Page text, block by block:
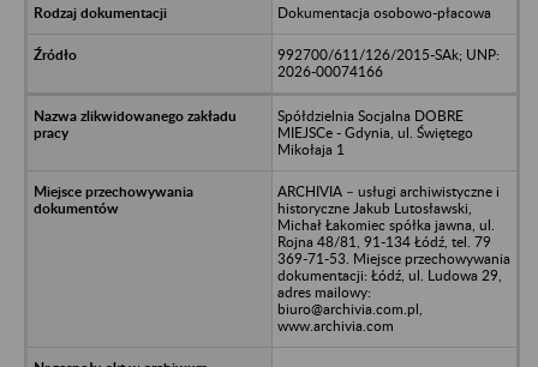
Dokumentacja osobowo-płacowa
992700/611/126/2015-SAk; UNP:
2026-00074166
Spółdzielnia Socjalna DOBRE
MIEJSCe - Gdynia, ul. Świętego
Mikołaja 1
ARCHIVIA – usługi archiwistyczne i
historyczne Jakub Lutosławski,
Michał Łakomiec spółka jawna, ul.
Rojna 48/81, 91-134 Łódź, tel. 79
369-71-53. Miejsce przechowywania
dokumentacji: Łódź, ul. Ludowa 29,
adres mailowy:
biuro@archivia.com.pl,
www.archivia.com